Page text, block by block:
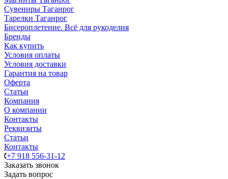
Сувениры Таганрог
Тарелки Таганрог
Бисероплетение. Всё для рукоделия
Бренды
Как купить
Условия оплаты
Условия доставки
Гарантия на товар
Оферта
Статьи
Компания
О компании
Контакты
Реквизиты
Статьи
Контакты
+7 918 556-31-12
Заказать звонок
Задать вопрос